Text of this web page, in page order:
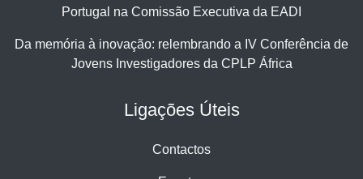
Portugal na Comissão Executiva da EADI
Da memória à inovação: relembrando a IV Conferência de
Jovens Investigadores da CPLP África
Ligações Úteis
Contactos